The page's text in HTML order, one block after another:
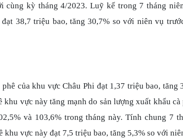
cùng kỳ tháng 4/2023. Luỹ kế trong 7 tháng
38,7 triệu bao, tăng 30,7% so với niên vụ
của khu vực Châu Phi đạt 1,37 triệu bao, tăng
khu vực này tăng mạnh do sản lượng xuất khẩu
và 103,6% trong tháng này. Tính chung 7
khu vực này đạt 7,5 triệu bao, tăng 5,3% so với